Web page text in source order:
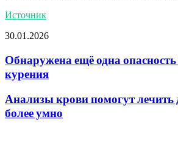
Источник
30.01.2026
Обнаружена ещё одна опасность
курения
Анализы крови помогут лечить
более умно